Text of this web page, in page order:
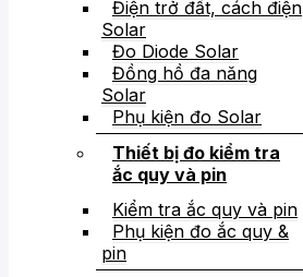
Điện trở đất, cách điện
Solar
Đo Diode Solar
Đồng hồ đa năng
Solar
Phụ kiện đo Solar
Thiết bị đo kiểm tra
ắc quy và pin
Kiểm tra ắc quy và pin
Phụ kiện đo ắc quy &
pin